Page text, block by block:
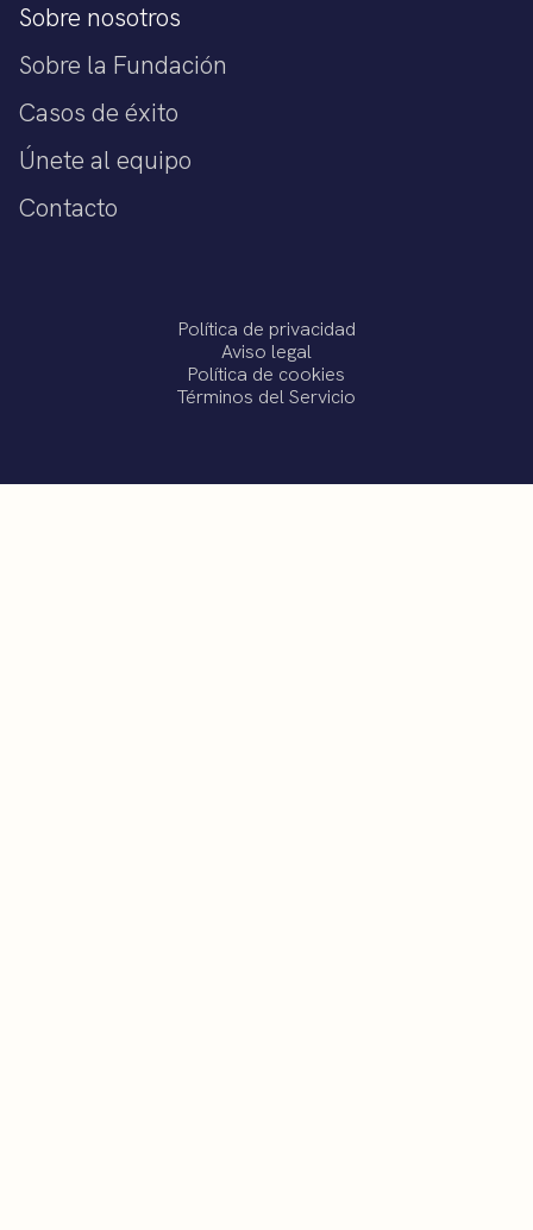
Sobre nosotros
Sobre la Fundación
Casos de éxito
Únete al equipo
Contacto
Política de privacidad
Aviso legal
Política de cookies
Términos del Servicio